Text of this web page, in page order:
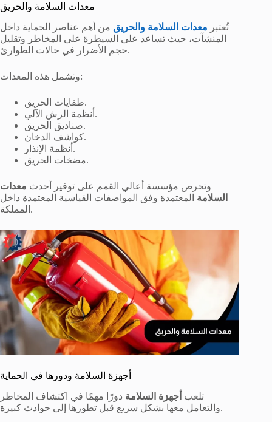
معدات السلامة والحريق
تُعتبر معدات السلامة والحريق من أهم عناصر الحماية داخل
المنشآت، حيث تساعد على السيطرة على المخاطر وتقليل
حجم الأضرار في حالات الطوارئ.
وتشمل هذه المعدات:
طفايات الحريق.
أنظمة الرش الآلي.
صناديق الحريق.
كواشف الدخان.
أنظمة الإنذار.
مضخات الحريق.
وتحرص مؤسسة أعالي القمم على توفير أحدث معدات
السلامة المعتمدة وفق المواصفات القياسية المعتمدة داخل
المملكة.
أجهزة السلامة ودورها في الحماية
تلعب أجهزة السلامة دورًا مهمًا في اكتشاف المخاطر
والتعامل معها بشكل سريع قبل تطورها إلى حوادث كبيرة.